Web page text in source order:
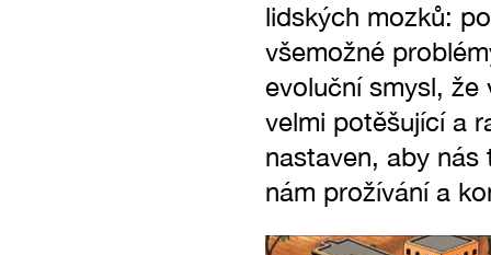
lidských mozků:
všemožné
evoluční smysl, že
velmi potěšující a
nastaven, aby
nám prožívání a